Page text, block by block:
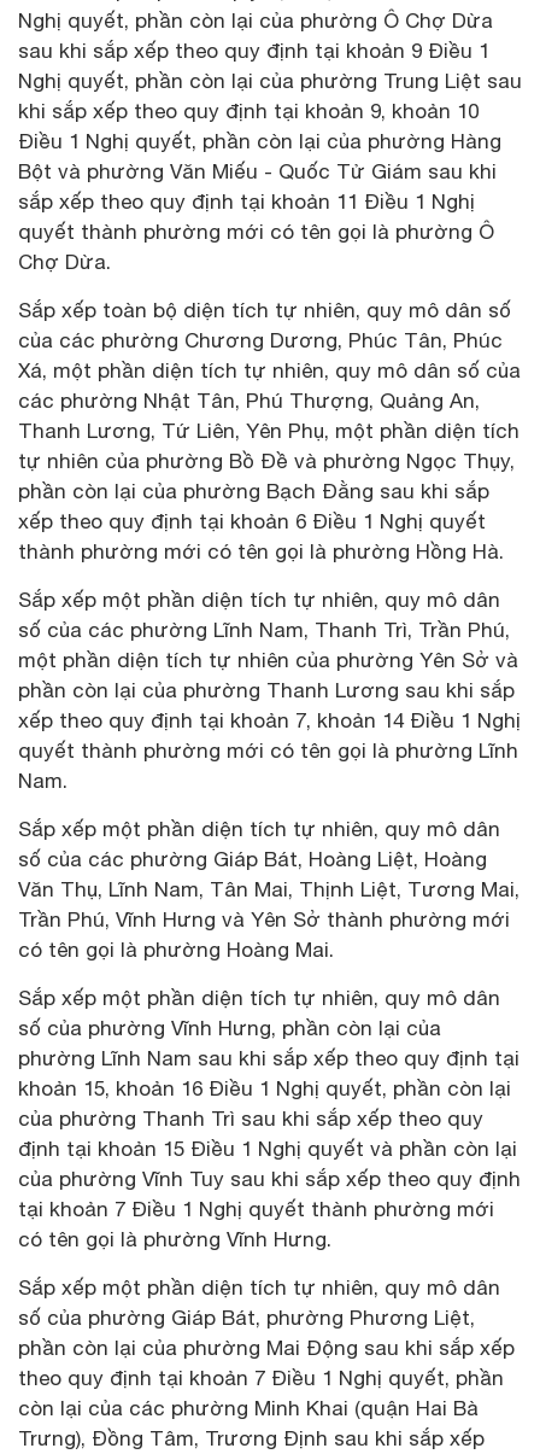
Nghị quyết, phần còn lại của phường Ô Chợ Dừa
sau khi sắp xếp theo quy định tại khoản 9 Điều 1
Nghị quyết, phần còn lại của phường Trung Liệt sau
khi sắp xếp theo quy định tại khoản 9, khoản 10
Điều 1 Nghị quyết, phần còn lại của phường Hàng
Bột và phường Văn Miếu - Quốc Tử Giám sau khi
sắp xếp theo quy định tại khoản 11 Điều 1 Nghị
quyết thành phường mới có tên gọi là phường Ô
Chợ Dừa.
Sắp xếp toàn bộ diện tích tự nhiên, quy mô dân số
của các phường Chương Dương, Phúc Tân, Phúc
Xá, một phần diện tích tự nhiên, quy mô dân số của
các phường Nhật Tân, Phú Thượng, Quảng An,
Thanh Lương, Tứ Liên, Yên Phụ, một phần diện tích
tự nhiên của phường Bồ Đề và phường Ngọc Thụy,
phần còn lại của phường Bạch Đằng sau khi sắp
xếp theo quy định tại khoản 6 Điều 1 Nghị quyết
thành phường mới có tên gọi là phường Hồng Hà.
Sắp xếp một phần diện tích tự nhiên, quy mô dân
số của các phường Lĩnh Nam, Thanh Trì, Trần Phú,
một phần diện tích tự nhiên của phường Yên Sở và
phần còn lại của phường Thanh Lương sau khi sắp
xếp theo quy định tại khoản 7, khoản 14 Điều 1 Nghị
quyết thành phường mới có tên gọi là phường Lĩnh
Nam.
Sắp xếp một phần diện tích tự nhiên, quy mô dân
số của các phường Giáp Bát, Hoàng Liệt, Hoàng
Văn Thụ, Lĩnh Nam, Tân Mai, Thịnh Liệt, Tương Mai,
Trần Phú, Vĩnh Hưng và Yên Sở thành phường mới
có tên gọi là phường Hoàng Mai.
Sắp xếp một phần diện tích tự nhiên, quy mô dân
số của phường Vĩnh Hưng, phần còn lại của
phường Lĩnh Nam sau khi sắp xếp theo quy định tại
khoản 15, khoản 16 Điều 1 Nghị quyết, phần còn lại
của phường Thanh Trì sau khi sắp xếp theo quy
định tại khoản 15 Điều 1 Nghị quyết và phần còn lại
của phường Vĩnh Tuy sau khi sắp xếp theo quy định
tại khoản 7 Điều 1 Nghị quyết thành phường mới
có tên gọi là phường Vĩnh Hưng.
Sắp xếp một phần diện tích tự nhiên, quy mô dân
số của phường Giáp Bát, phường Phương Liệt,
phần còn lại của phường Mai Động sau khi sắp xếp
theo quy định tại khoản 7 Điều 1 Nghị quyết, phần
còn lại của các phường Minh Khai (quận Hai Bà
Trưng), Đồng Tâm, Trương Định sau khi sắp xếp